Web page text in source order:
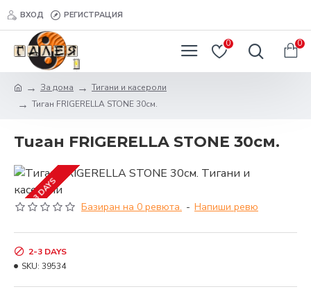
ВХОД РЕГИСТРАЦИЯ
0 0
За дома
Тигани и касероли
Тиган FRIGERELLA STONE 30см.
Тиган FRIGERELLA STONE 30см.
2-3 DAYS Базиран на 0 ревюта. - Напиши ревю
2-3 DAYS
SKU: 39534